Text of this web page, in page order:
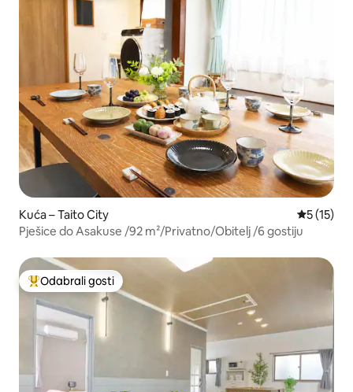
Kuća – Taito City Prosječna
5 (15)
Pješice do Asakuse /92 m²/Privatno/Obitelj /6 gostiju
Među najviše rangiranima s oznakom „Odabrali gosti”
Odabrali gosti